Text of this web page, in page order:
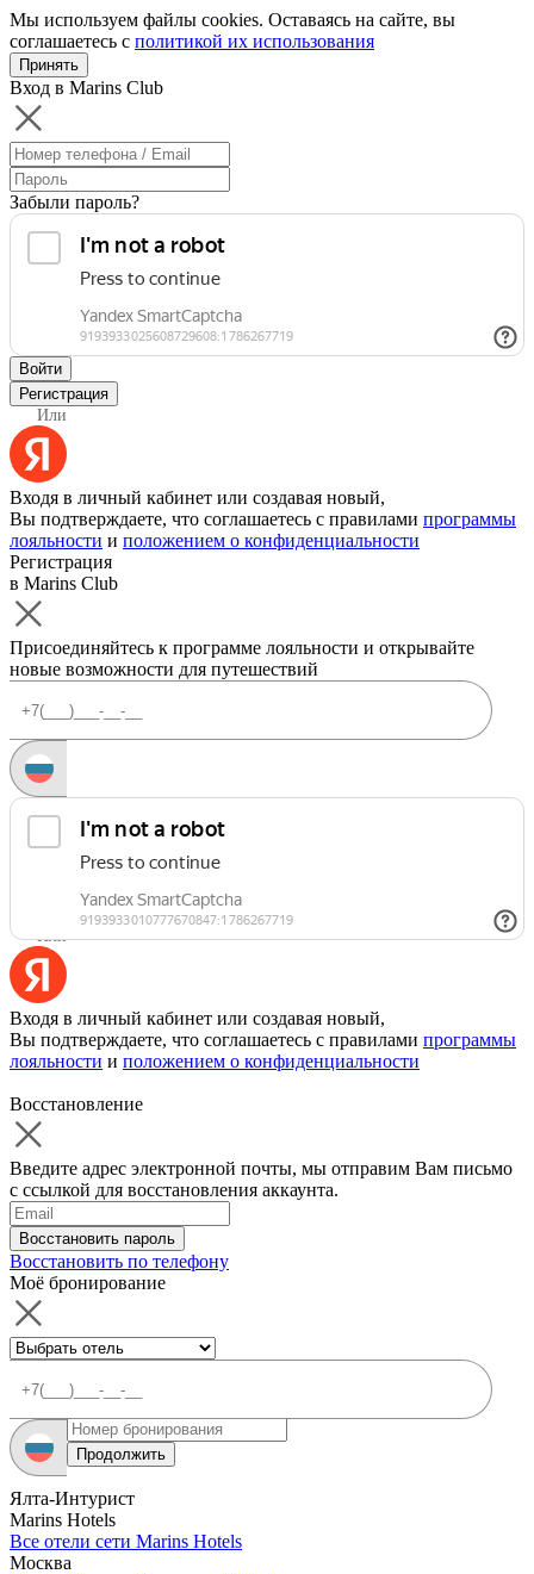
Мы используем файлы cookies. Оставаясь на сайте, вы
соглашаетесь с политикой их использования
Принять
Вход в Marins Club
Забыли пароль?
Войти
Регистрация
Или
Входя в личный кабинет или создавая новый,
Вы подтверждаете, что соглашаетесь с правилами программы
лояльности и положением о конфиденциальности
Регистрация
в Marins Club
Присоединяйтесь к программе лояльности и открывайте
новые возможности для путешествий
Запросить код
Уже есть аккаунт?Войти
Или
Входя в личный кабинет или создавая новый,
Вы подтверждаете, что соглашаетесь с правилами программы
лояльности и положением о конфиденциальности
Восстановление
Введите адрес электронной почты, мы отправим Вам письмо
с ссылкой для восстановления аккаунта.
Восстановить пароль
Восстановить по телефону
Моё бронирование
Продолжить
Ялта-Интурист
Marins Hotels
Все отели сети Marins Hotels
Москва